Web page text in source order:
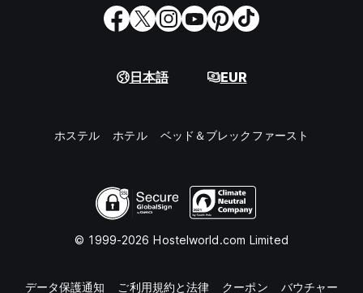
日本語 EUR
ホステル ホテル ベッド＆ブレックファースト
© 1999-2026 Hostelworld.com Limited
データ保護通知 ご利用規約と法律 クーポン バウチャー